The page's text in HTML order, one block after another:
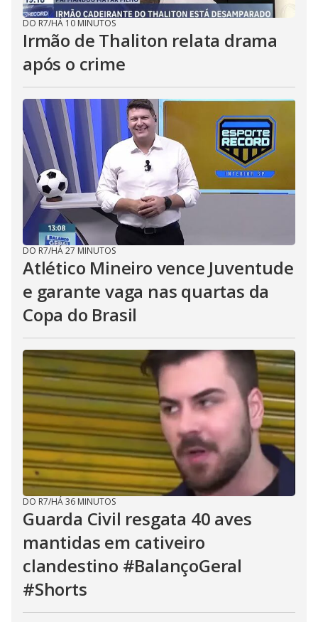
DO R7/HÁ 10 MINUTOS
Irmão de Thaliton relata drama
após o crime
DO R7/HÁ 27 MINUTOS
Atlético Mineiro vence Juventude
e garante vaga nas quartas da
Copa do Brasil
DO R7/HÁ 36 MINUTOS
Guarda Civil resgata 40 aves
mantidas em cativeiro
clandestino #BalançoGeral
#Shorts